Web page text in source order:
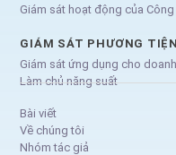
Giám sát hoạt động của
GIÁM SÁT PHƯƠNG
Giám sát ứng dụng cho
Làm chủ năng suất
Bài viết
Về chúng tôi
Nhóm tác giả